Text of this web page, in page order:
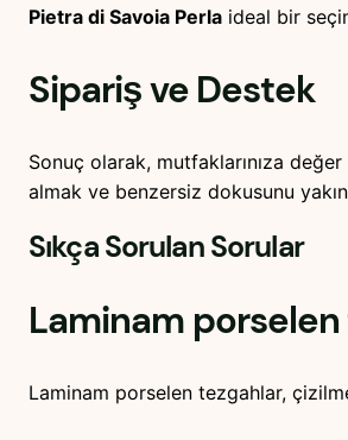
Pietra di Savoia Perla ideal bir
Sipariş ve Destek
Sonuç olarak, mutfaklarınıza
almak ve benzersiz dokusunu
Sıkça Sorulan Sorular
Laminam
Laminam porselen tezgahlar,